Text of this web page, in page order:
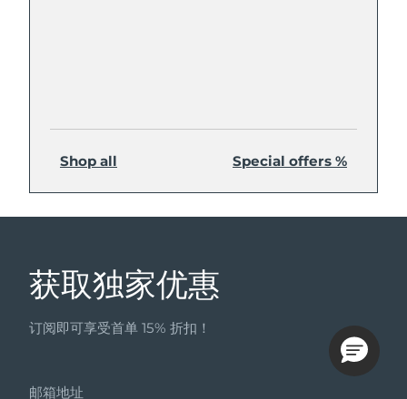
Shop all Special offers %
获取独家优惠
订阅即可享受首单 15% 折扣！
邮箱地址